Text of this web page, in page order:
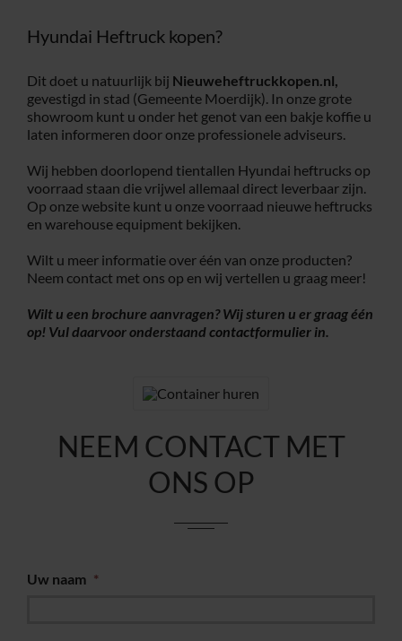
Hyundai Heftruck kopen?
Dit doet u natuurlijk bij Nieuweheftruckkopen.nl,
gevestigd in stad (Gemeente Moerdijk). In onze grote
showroom kunt u onder het genot van een bakje koffie u
laten informeren door onze professionele adviseurs.
Wij hebben doorlopend tientallen Hyundai heftrucks op
voorraad staan die vrijwel allemaal direct leverbaar zijn.
Op onze website kunt u onze voorraad nieuwe heftrucks
en warehouse equipment bekijken.
Wilt u meer informatie over één van onze producten?
Neem contact met ons op en wij vertellen u graag meer!
Wilt u een brochure aanvragen? Wij sturen u er graag één
op! Vul daarvoor onderstaandcontactformulierin.
NEEM CONTACT MET
ONS OP
Uw naam *